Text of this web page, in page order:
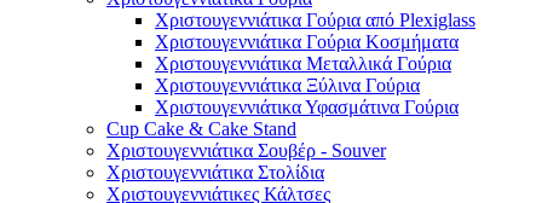
Χριστουγεννιάτικα Γούρια από Plexiglass
Χριστουγεννιάτικα Γούρια Κοσμήματα
Χριστουγεννιάτικα Μεταλλικά Γούρια
Χριστουγεννιάτικα Ξύλινα Γούρια
Χριστουγεννιάτικα Υφασμάτινα Γούρια
Cup Cake & Cake Stand
Χριστουγεννιάτικα Σουβέρ - Souver
Χριστουγεννιάτικα Στολίδια
Χριστουγεννιάτικες Κάλτσες